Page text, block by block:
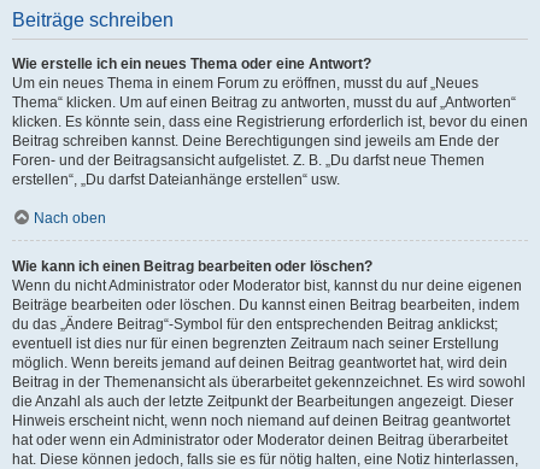
Beiträge schreiben
Wie erstelle ich ein neues Thema oder eine Antwort?
Um ein neues Thema in einem Forum zu eröffnen, musst du auf „Neues
Thema“ klicken. Um auf einen Beitrag zu antworten, musst du auf „Antworten“
klicken. Es könnte sein, dass eine Registrierung erforderlich ist, bevor du einen
Beitrag schreiben kannst. Deine Berechtigungen sind jeweils am Ende der
Foren- und der Beitragsansicht aufgelistet. Z. B. „Du darfst neue Themen
erstellen“, „Du darfst Dateianhänge erstellen“ usw.
Nach oben
Wie kann ich einen Beitrag bearbeiten oder löschen?
Wenn du nicht Administrator oder Moderator bist, kannst du nur deine eigenen
Beiträge bearbeiten oder löschen. Du kannst einen Beitrag bearbeiten, indem
du das „Ändere Beitrag“-Symbol für den entsprechenden Beitrag anklickst;
eventuell ist dies nur für einen begrenzten Zeitraum nach seiner Erstellung
möglich. Wenn bereits jemand auf deinen Beitrag geantwortet hat, wird dein
Beitrag in der Themenansicht als überarbeitet gekennzeichnet. Es wird sowohl
die Anzahl als auch der letzte Zeitpunkt der Bearbeitungen angezeigt. Dieser
Hinweis erscheint nicht, wenn noch niemand auf deinen Beitrag geantwortet
hat oder wenn ein Administrator oder Moderator deinen Beitrag überarbeitet
hat. Diese können jedoch, falls sie es für nötig halten, eine Notiz hinterlassen,